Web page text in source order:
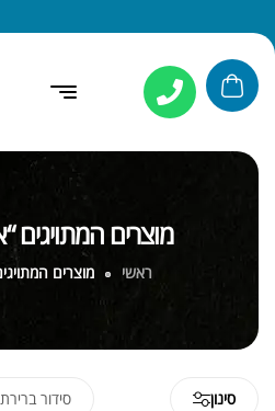
מוצרים המתויגים
ראשי מוצרים
סינון סידור